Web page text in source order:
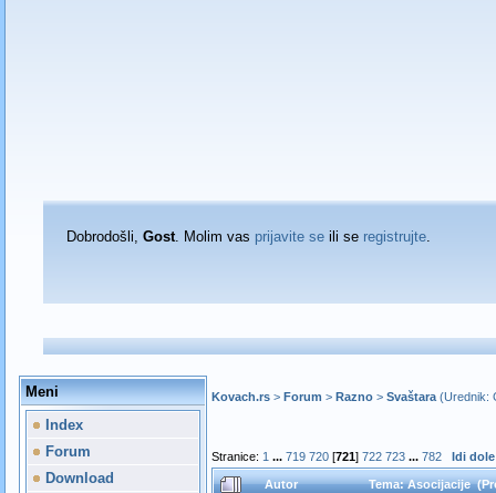
Dobrodošli, Gost. Molim vas prijavite seili se registrujte.
Meni
Index
Forum
Download
Kovach.rs> Forum > Razno> Svaštara(Urednik:
Stranice: 1 ... 719 720[721] 722 723 ... 782 Idi dole
Autor Tema: Asocijacije